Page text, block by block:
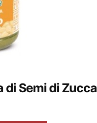
di Semi di Zucca